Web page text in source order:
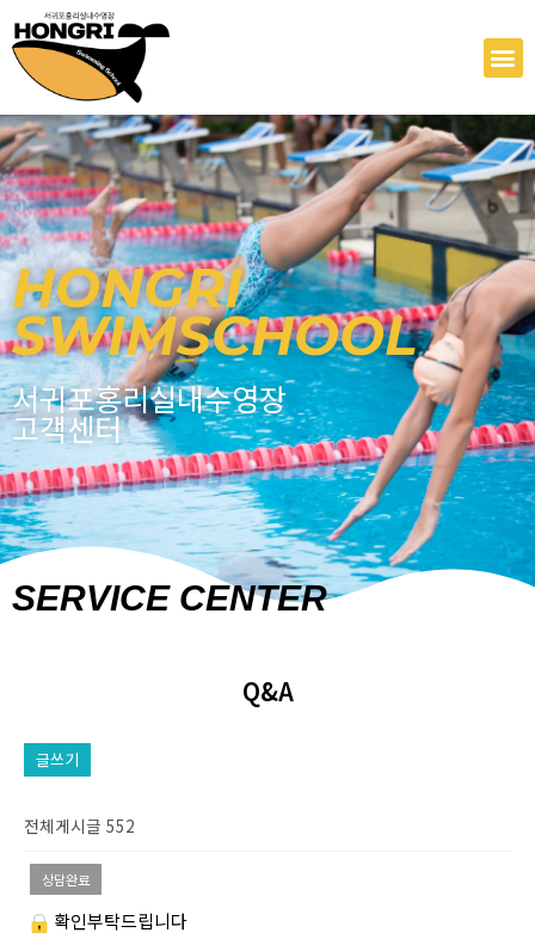
텐
건
너
뛰
기
HONGRI
SWIMSCHOOL
서귀포홍리실내수영장
고객센터
SERVICE CENTER
Q&A
글쓰기
전체게시글 552
상담완료
확인부탁드립니다